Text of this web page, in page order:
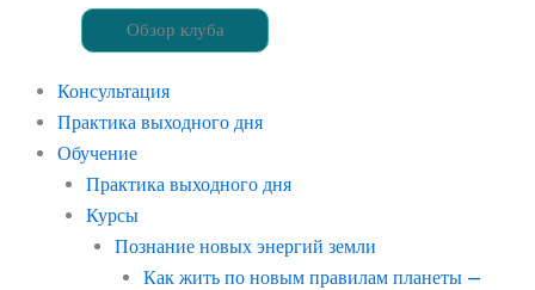
Обзор клуба
Консультация
Практика выходного дня
Обучение
Практика выходного дня
Курсы
Познание новых энергий земли
Как жить по новым правилам планеты —